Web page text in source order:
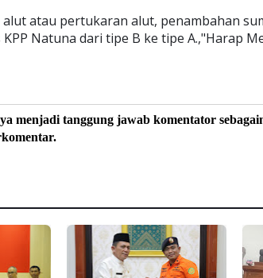
alut atau pertukaran alut, penambahan
Natuna dari tipe B ke tipe A.,"Harap
menjadi tanggung jawab komentator